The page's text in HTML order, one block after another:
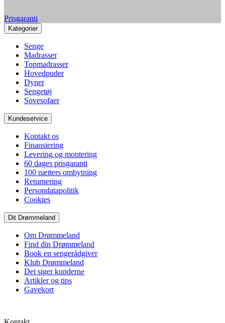
Prisgaranti
Kategorier
Senge
Madrasser
Topmadrasser
Hovedpuder
Dyner
Sengetøj
Sovesofaer
Kundeservice
Kontakt os
Finansiering
Levering og montering
60 dages prisgaranti
100 nætters ombytning
Returnering
Persondatapolitik
Cookies
Dit Drømmeland
Om Drømmeland
Find din Drømmeland
Book en sengerådgiver
Klub Drømmeland
Det siger kunderne
Artikler og tips
Gavekort